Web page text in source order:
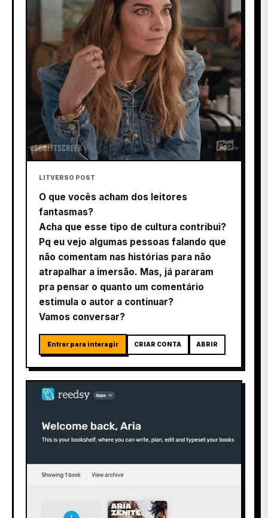
LITVERSO POST
O que vocês acham dos leitores
fantasmas?
Acha que esse tipo de cultura contribui?
Pq eu vejo algumas pessoas falando que
não comentam nas histórias para não
atrapalhar a imersão. Mas, já pararam
pra pensar o quanto um comentário
estimula o autor a continuar?
Vamos conversar?
Entrar para interagir CRIAR CONTA ABRIR